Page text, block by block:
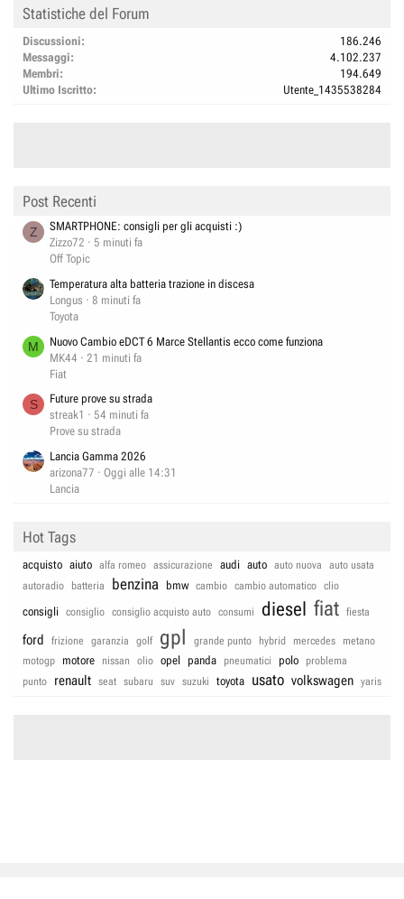
Statistiche del Forum
Discussioni
186.246
Messaggi
4.102.237
Membri
194.649
Ultimo Iscritto
Utente_1435538284
Post Recenti
Z
SMARTPHONE: consigli per gli acquisti :)
Zizzo72
5 minuti fa
Off Topic
Temperatura alta batteria trazione in discesa
Longus
8 minuti fa
Toyota
M
Nuovo Cambio eDCT 6 Marce Stellantis ecco come funziona
MK44
21 minuti fa
Fiat
S
Future prove su strada
streak1
54 minuti fa
Prove su strada
Lancia Gamma 2026
arizona77
Oggi alle 14:31
Lancia
Hot Tags
acquisto aiuto alfa romeo assicurazione audi auto auto nuova
auto usata
autoradio
batteria benzina bmw cambio cambio automatico clio
consigli consiglio consiglio acquisto auto consumi diesel fiat fiesta
ford frizione garanzia golf gpl grande punto hybrid mercedes
metano
motogp
motore nissan olio opel panda pneumatici polo
problema
punto
renault seat subaru suv suzuki toyota usato volkswagen yaris